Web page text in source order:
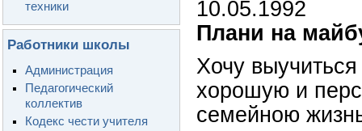
техники
Работники школы
Администрация
Педагогический
коллектив
Кодекс чести учителя
10.05.1992
Плани на
Хочу
хорошую и
семейною